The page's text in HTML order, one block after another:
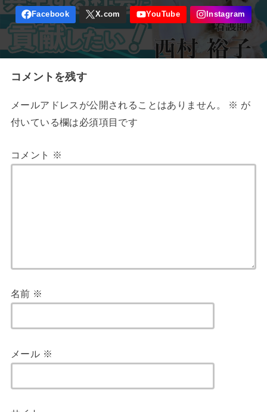
コメントを残す
メールアドレスが公開されることはありません。 ※ が
付いている欄は必須項目です
コメント ※
名前 ※
メール ※